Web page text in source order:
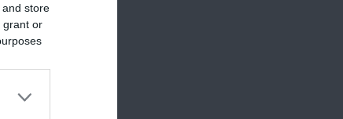
store
grant or